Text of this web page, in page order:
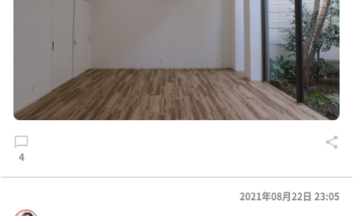
4
2021年08月22日 23:05